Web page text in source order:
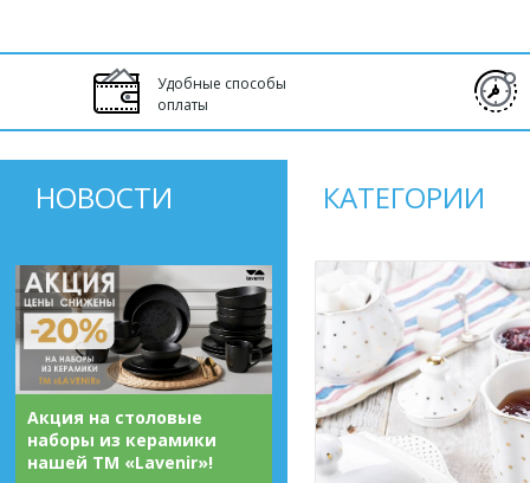
Удобные способы
оплаты
НОВОСТИ
Акция на столовые
наборы из керамики
нашей ТМ «Lavenir»!
КАТЕГОРИИ